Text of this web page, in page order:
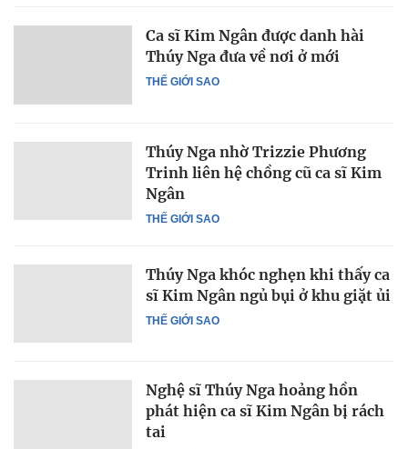
THẾ GIỚI SAO
Ca sĩ Kim Ngân được danh hài
Thúy Nga đưa về nơi ở mới
THẾ GIỚI SAO
Thúy Nga nhờ Trizzie Phương
Trinh liên hệ chồng cũ ca sĩ Kim
Ngân
THẾ GIỚI SAO
Thúy Nga khóc nghẹn khi thấy ca
sĩ Kim Ngân ngủ bụi ở khu giặt ủi
Nghệ sĩ Thúy Nga hoảng hồn
phát hiện ca sĩ Kim Ngân bị rách
tai